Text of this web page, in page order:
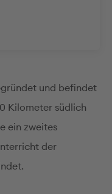
und befindet
Kilometer südlich
ein zweites
der